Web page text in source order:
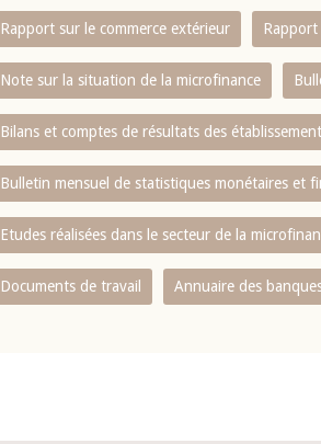
Rapport sur le commerce extérieur Rapport
Note sur la situation de la microfinance
Bilans et comptes de résultats des
Bulletin mensuel de statistiques monétaires et
Etudes réalisées dans le secteur de la
Documents de travail Annuaire des